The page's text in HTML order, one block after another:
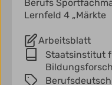
Berufs
Lernfeld 4 „Märkte
Arbeitsblatt
Staatsinstitut